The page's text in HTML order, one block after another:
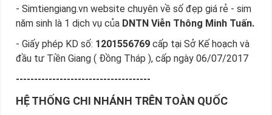
Mộc Nhanh Nhất
Sim Tiền Giang là đơn vị cung cấp sim phong thủysim
hợp mệnh Mộc, sim giá rẻ uy tín chất lượng.
Chọn mua sim phong thủy thường mất nhiều thời gian ở
- Cách nhanh nhất để chọn mua được sim hop menh Moc là
- Simtiengiang.vn website chuyên về số đẹp giá rẻ - sim
năm sinh là 1 dịch vụ của DNTN Viễn Thông Minh Tuấn.
- Giấy phép KD số: 1201556769 cấp tại Sở Kế hoạch và
đầu tư Tiền Giang ( Đồng Tháp ), cấp ngày 06/07/2017
-------------------------------------
HỆ THỐNG CHI NHÁNH TRÊN TOÀN QUỐC